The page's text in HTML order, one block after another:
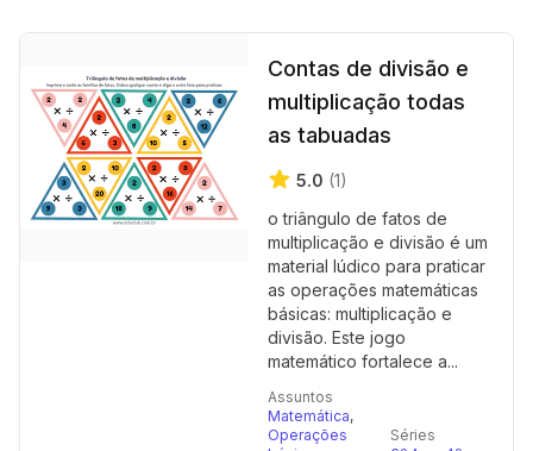
Contas de divisão e
multiplicação todas
as tabuadas
5.0 (1)
o triângulo de fatos de
multiplicação e divisão é um
material lúdico para praticar
as operações matemáticas
básicas: multiplicação e
divisão. Este jogo
matemático fortalece a...
Assuntos
Matemática,
Operações
Séries